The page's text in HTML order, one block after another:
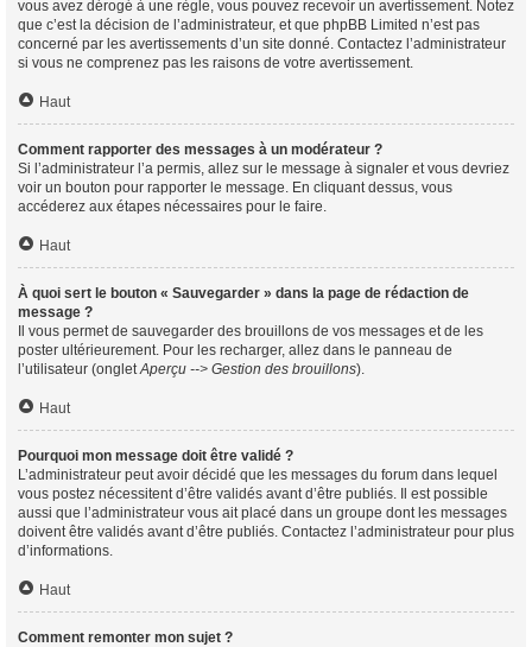
vous avez dérogé à une règle, vous pouvez recevoir un avertissement. Notez
que c’est la décision de l’administrateur, et que phpBB Limited n’est pas
concerné par les avertissements d’un site donné. Contactez l’administrateur
si vous ne comprenez pas les raisons de votre avertissement.
Haut
Comment rapporter des messages à un modérateur ?
Si l’administrateur l’a permis, allez sur le message à signaler et vous devriez
voir un bouton pour rapporter le message. En cliquant dessus, vous
accéderez aux étapes nécessaires pour le faire.
Haut
À quoi sert le bouton « Sauvegarder » dans la page de rédaction de
message ?
Il vous permet de sauvegarder des brouillons de vos messages et de les
poster ultérieurement. Pour les recharger, allez dans le panneau de
l’utilisateur (ongletAperçu --> Gestion des brouillons).
Haut
Pourquoi mon message doit être validé ?
L’administrateur peut avoir décidé que les messages du forum dans lequel
vous postez nécessitent d’être validés avant d’être publiés. Il est possible
aussi que l’administrateur vous ait placé dans un groupe dont les messages
doivent être validés avant d’être publiés. Contactez l’administrateur pour plus
d’informations.
Haut
Comment remonter mon sujet ?